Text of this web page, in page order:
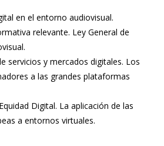
en el entorno audiovisual.
relevante. Ley General de
servicios y mercados digitales. Los
a las grandes plataformas
Digital. La aplicación de las
a entornos virtuales.